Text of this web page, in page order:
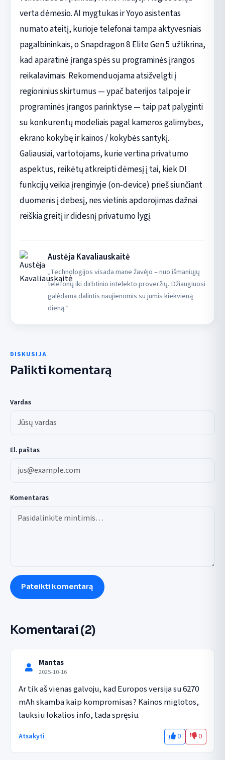
verta dėmesio. AI mygtukas ir Yoyo asistentas
numato ateitį, kurioje telefonai tampa aktyvesniais
pagalbininkais, o Snapdragon 8 Elite Gen 5 užtikrina,
kad aparatinė įranga spės su programinės įrangos
reikalavimais. Rekomenduojama atsižvelgti į
regioninius skirtumus — ypač baterijos talpoje ir
programinės įrangos parinktyse — taip pat palyginti
su konkurentų modeliais pagal kameros galimybes,
ekrano kokybę ir kainos / kokybės santykį.
Galiausiai, vartotojams, kurie vertina privatumo
aspektus, reikėtų atkreipti dėmesį į tai, kiek DI
funkcijų veikia įrenginyje (on‑device) prieš siunčiant
duomenis į debesį, nes vietinis apdorojimas dažnai
reiškia greitį ir didesnį privatumo lygį.
Austėja Kavaliauskaitė
„Technologijos visada mane žavėjo – nuo išmaniųjų
telefonų iki dirbtinio intelekto proveržių. Džiaugiuosi
galėdama dalintis naujienomis su jumis kiekvieną
dieną.“
DISKUSIJA
Palikti komentarą
Vardas
El. paštas
Komentaras
Pateikti komentarą
Komentarai (2)
Mantas
2025-10-16
Ar tik aš vienas galvoju, kad Europos versija su 6270
mAh skamba kaip kompromisas? Kainos miglotos,
lauksiu lokalios info, tada spręsiu.
Atsakyti 0 0